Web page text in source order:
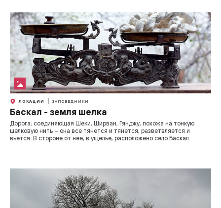
ЛОКАЦИИ ЗАПОВЕДНИКИ
Баскал - земля шелка
Дорога, соединяющая Шеки, Ширван, Гянджу, похожа на тонкую
шелковую нить – она все тянется и тянется, разветвляется и
вьется. В стороне от нее, в ущелье, расположено село Баскал…